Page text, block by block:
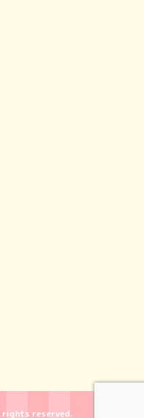
rights reserved.